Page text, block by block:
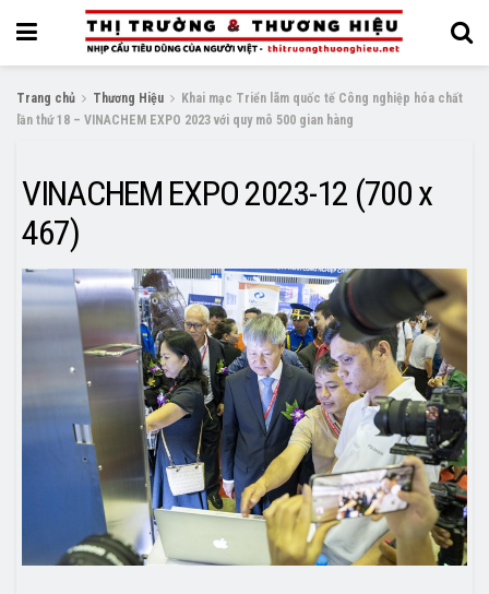
Trang chủ Thương Hiệu
Khai mạc Triển lãm quốc tế Công nghiệp hóa chất
lần thứ 18 – VINACHEM EXPO 2023 với quy mô 500 gian hàng
VINACHEM EXPO 2023-12 (700 x
467)